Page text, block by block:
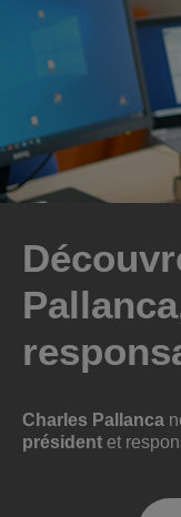
Charles Pallanca
président et